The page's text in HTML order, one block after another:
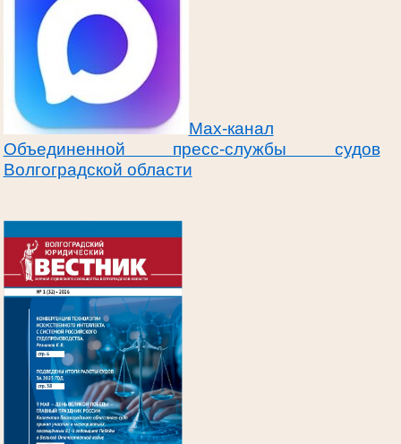
Max-канал
Объединенной пресс-службы судов
Волгоградской области